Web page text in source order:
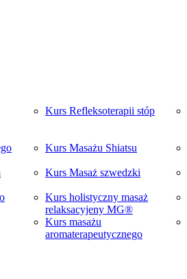
Kurs Refleksoterapii stóp
Kurs Masażu Shiatsu
Kurs Masaż szwedzki
Kurs holistyczny masaż
relaksacyjeny MG®
Kurs masażu
aromaterapeutycznego